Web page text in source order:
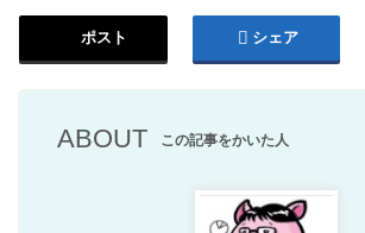
ポスト シェア
ABOUT この記事をかいた人